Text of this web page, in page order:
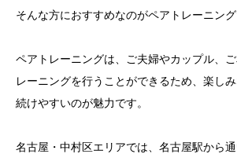
そんな方におすすめなのがペアトレーニング
ペアトレーニングは、ご夫婦やカップル、
レーニングを行うことができるため、楽し
続けやすいのが魅力です。
名古屋・中村区エリアでは、名古屋駅から